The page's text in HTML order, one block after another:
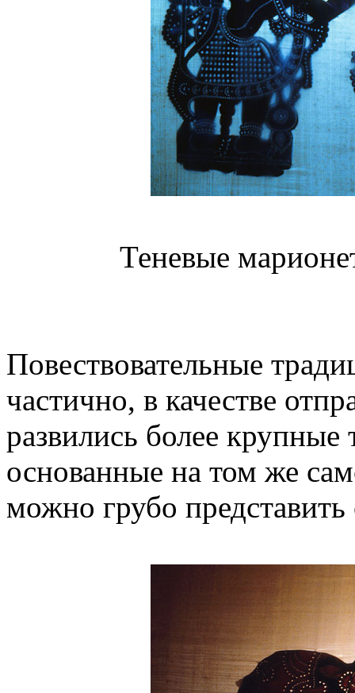
Теневые
Повествовательные
частично, в качестве
развились более крупные
основанные на том же
можно грубо